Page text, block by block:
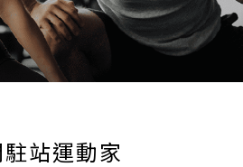
站運動家